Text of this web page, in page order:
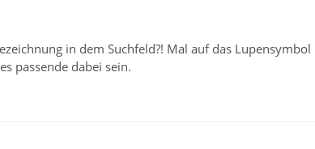
in dem Suchfeld?! Mal auf das
passende dabei sein.